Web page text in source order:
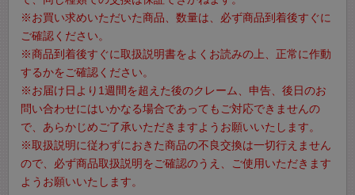
※お買い求めいただいた商品、数量は、必ず商品到着後すぐに
ご確認ください。
※商品到着後すぐに取扱説明書をよくお読みの上、正常に作動
するかをご確認ください。
※お届け日より1週間を超えた後のクレーム、申告、後日のお
問い合わせにはいかなる場合であってもご対応できませんの
で、あらかじめご了承いただきますようお願いいたします。
※取扱説明に従わずにおきた商品の不良交換は一切行えません
ので、必ず商品取扱説明をご確認のうえ、ご使用いただきます
ようお願いいたします。